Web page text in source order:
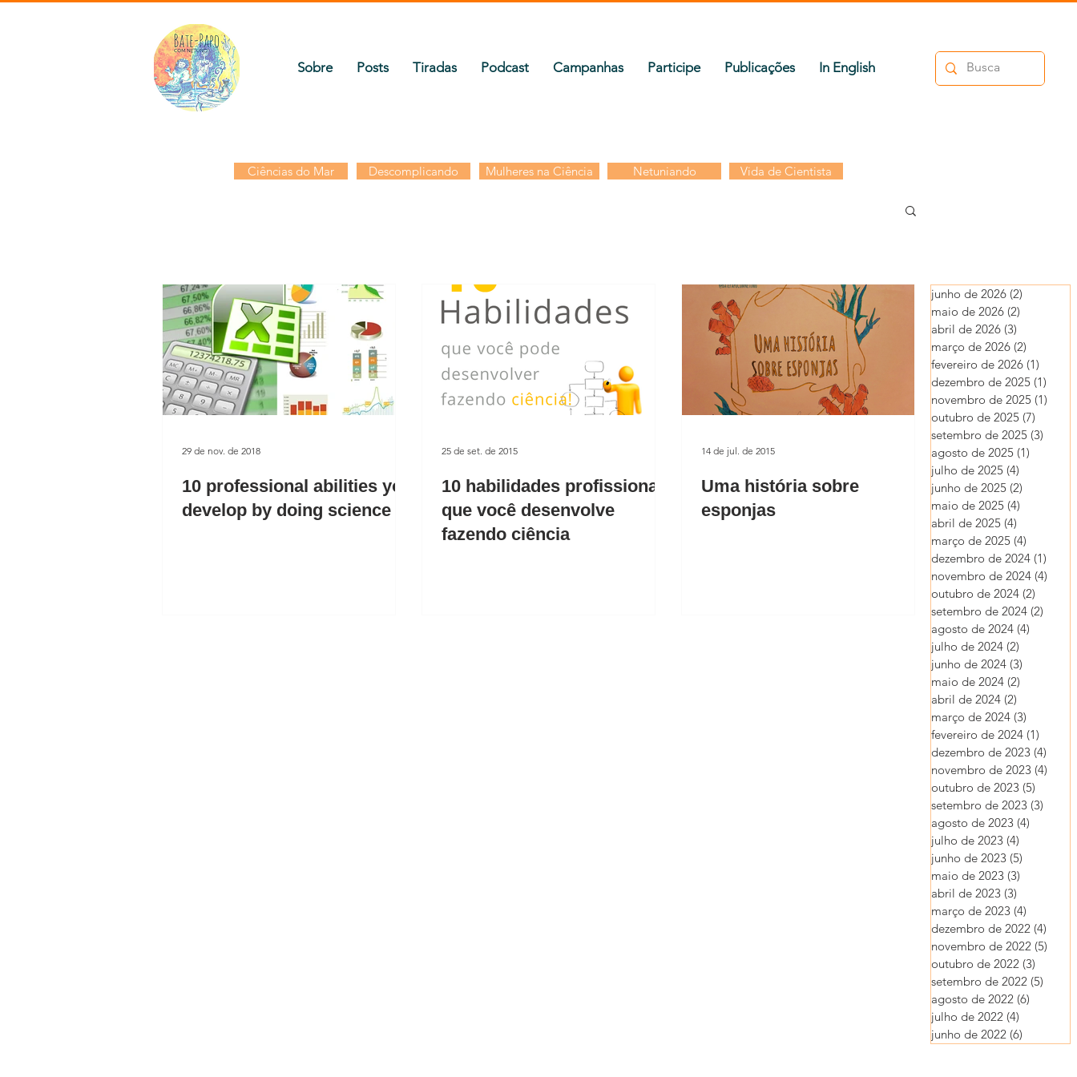
Sobre Posts Tiradas Podcast Campanhas Participe Publicações In English
Ciências do Mar Descomplicando Mulheres na Ciência Netuniando Vida de Cientista
10 professional abilities you
develop by doing science
29 de nov. de 2018
10 habilidades profissionais
que você desenvolve
fazendo ciência
25 de set. de 2015
Uma história sobre
esponjas
14 de jul. de 2015
junho de 2026 (2)
maio de 2026 (2)
abril de 2026 (3)
março de 2026 (2)
fevereiro de 2026 (1)
dezembro de 2025 (1)
novembro de 2025 (1)
outubro de 2025 (7)
setembro de 2025 (3)
agosto de 2025 (1)
julho de 2025 (4)
junho de 2025 (2)
maio de 2025 (4)
abril de 2025 (4)
março de 2025 (4)
dezembro de 2024 (1)
novembro de 2024 (4)
outubro de 2024 (2)
setembro de 2024 (2)
agosto de 2024 (4)
julho de 2024 (2)
junho de 2024 (3)
maio de 2024 (2)
abril de 2024 (2)
março de 2024 (3)
fevereiro de 2024 (1)
dezembro de 2023 (4)
novembro de 2023 (4)
outubro de 2023 (5)
setembro de 2023 (3)
agosto de 2023 (4)
julho de 2023 (4)
junho de 2023 (5)
maio de 2023 (3)
abril de 2023 (3)
março de 2023 (4)
dezembro de 2022 (4)
novembro de 2022 (5)
outubro de 2022 (3)
setembro de 2022 (5)
agosto de 2022 (6)
julho de 2022 (4)
junho de 2022 (6)